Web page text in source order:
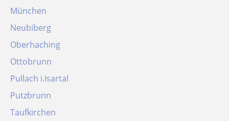
München
Neubiberg
Oberhaching
Ottobrunn
Pullach i.Isartal
Putzbrunn
Taufkirchen